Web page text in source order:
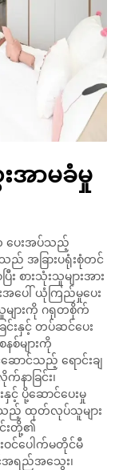
ာမခံမှု
ပေးအပ်သည့်
အခြားပရုံးစုံတင်
း စားသုံးသူများအား
အပေါ် ယုံကြည်မှုပေး
များကို ဂရုတစိုက်
င်းနှင့် တပ်ဆင်ပေး
စ်များကို
ာင်သည့် ရောင်းချ
ာခြင်း၊
ပို့ဆောင်ပေးမှု
သည့် ထုတ်လုပ်သူများ
းတို့၏
ဝင်ပေါက်မတိုင်မီ
အရည်အသွေး၊